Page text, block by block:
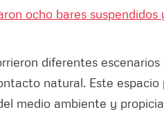
ocho bares
diferentes
natural. Este
medio ambiente y